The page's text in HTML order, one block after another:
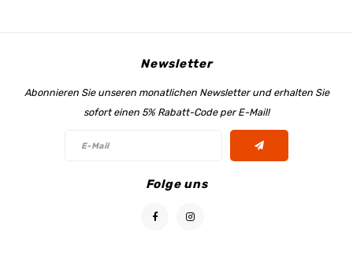
Newsletter
Abonnieren Sie unseren monatlichen Newsletter und erhalten Sie
sofort einen 5% Rabatt-Code per E-Mail!
Folge uns